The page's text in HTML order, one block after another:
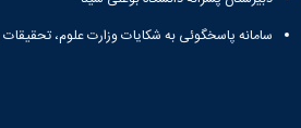
سامانه پاسخگوئی به شکایات وزارت علوم، تحقیقات